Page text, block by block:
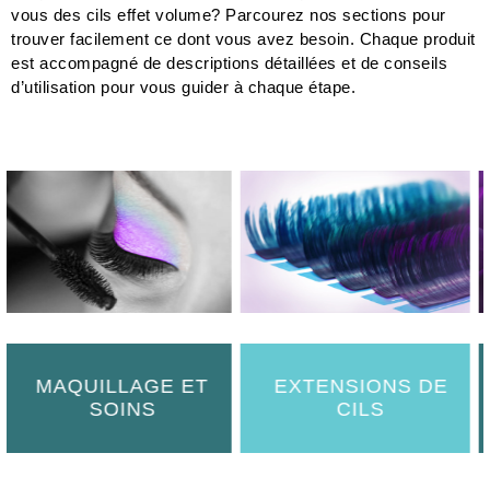
trouver facilement ce dont vous avez besoin. Chaque produit
est accompagné de descriptions détaillées et de conseils
d’utilisation pour vous guider à chaque étape.